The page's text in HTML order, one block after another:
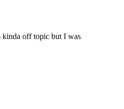
off topic but I was